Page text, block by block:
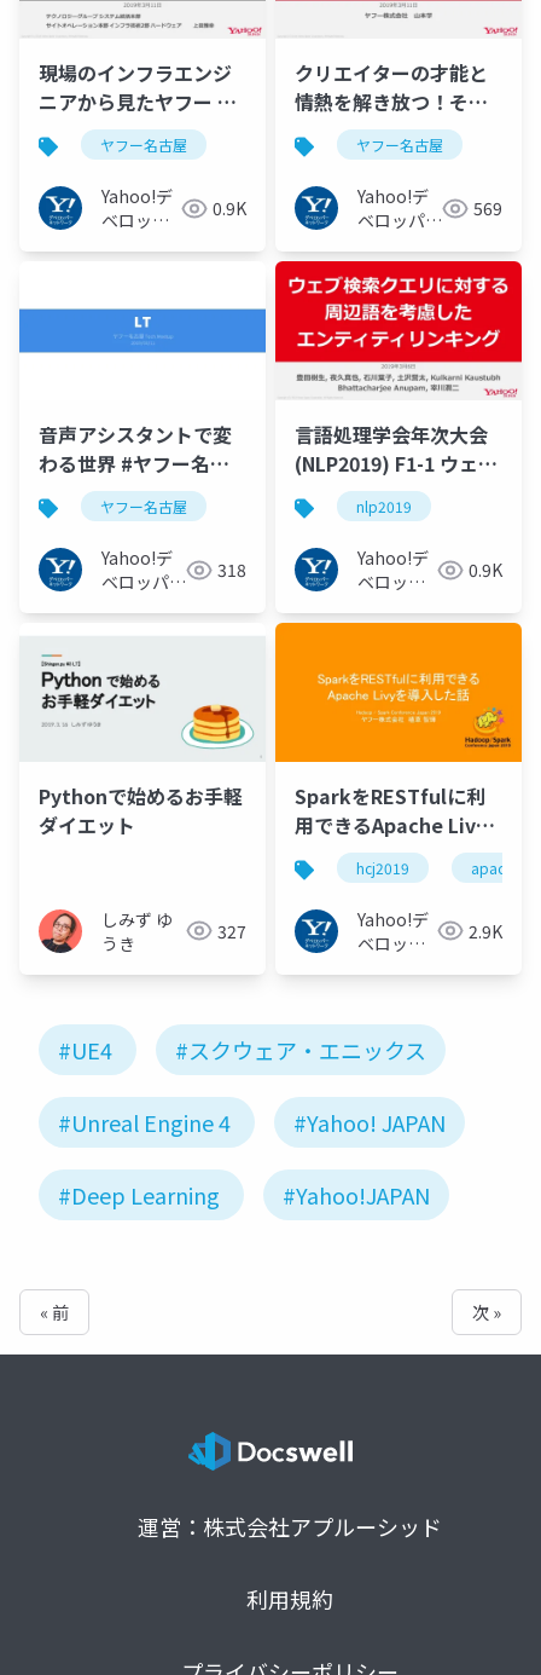
現場のインフラエンジ
ニアから見たヤフー #
ヤフー名古屋
ヤフー名古屋
Yahoo!デ
ベロッパ
0.9K
クリエイターの才能と
情熱を解き放つ！その
ためにヤフーが名古屋
でやりたいこと #ヤフ
ー名古屋
ヤフー名古屋
Yahoo!デ
ベロッパー
ク
569
音声アシスタントで変
わる世界 #ヤフー名古
屋
ヤフー名古屋
Yahoo!デ
ベロッパー
318
言語処理学会年次大会
(NLP2019) F1-1 ウェブ
検索クエリに対する周
辺語を考慮した教師な
しエンティティリンキ
ング #nlp2019
nlp2019
Yahoo!デ
ベロッパ
ワーク
0.9K
Pythonで始めるお手軽
ダイエット
しみず ゆ
うき
327
SparkをRESTfulに利
用できるApache Livy
を導入した話 #hcj2019
#ApacheSpark
#ApacheLivy
hcj2019
Yahoo!デ
ベロッパ
2.9K
#UE4 #スクウェア・エニックス
#Unreal Engine 4 #Yahoo! JAPAN
#Deep Learning #Yahoo!JAPAN
« 前 次 »
運営：株式会社アプルーシッド
利用規約